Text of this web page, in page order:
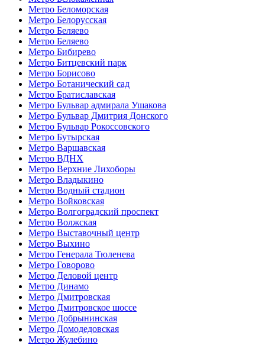
Метро Беломорская
Метро Белорусская
Метро Беляево
Метро Беляево
Метро Бибирево
Метро Битцевский парк
Метро Борисово
Метро Ботанический сад
Метро Братиславская
Метро Бульвар адмирала Ушакова
Метро Бульвар Дмитрия Донского
Метро Бульвар Рокоссовского
Метро Бутырская
Метро Варшавская
Метро ВДНХ
Метро Верхние Лихоборы
Метро Владыкино
Метро Водный стадион
Метро Войковская
Метро Волгоградский проспект
Метро Волжская
Метро Выставочный центр
Метро Выхино
Метро Генерала Тюленева
Метро Говорово
Метро Деловой центр
Метро Динамо
Метро Дмитровская
Метро Дмитровское шоссе
Метро Добрынинская
Метро Домодедовская
Метро Жулебино